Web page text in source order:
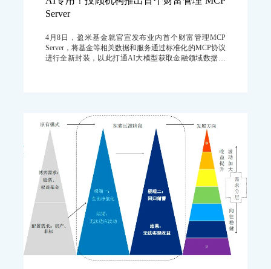
Server
4月8日，盈米基金就官宣发布业内首个财富管理MCP
Server，将基金等相关数据和服务通过标准化的MCP协议
进行全新封装，以此打通AI大模型获取金融领域数据与